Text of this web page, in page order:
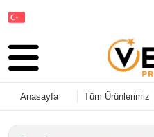
Anasayfa Tüm Ürünlerimiz